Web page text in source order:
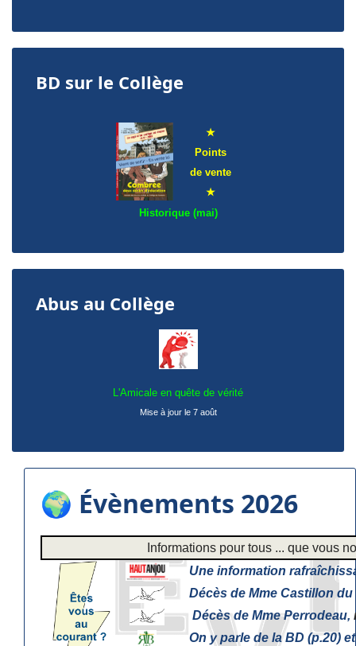
BD sur le Collège
★
Points
de vente
★
Historique (mai)
Abus au Collège
L'Amicale en quête de vérité
Mise à jour le 7 août
🌍 Évènements 2026
Informations pour tous ... que vous
Une information
Décès de Mme Castillon du
Décès de Mme Perrodeau,
On y parle de la BD (p.20)